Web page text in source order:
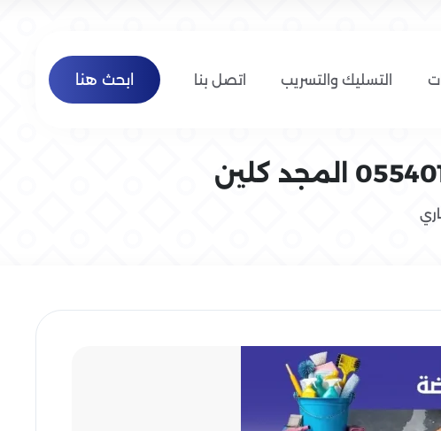
التسليك والتسريب اتصل بنا ابحث هنا